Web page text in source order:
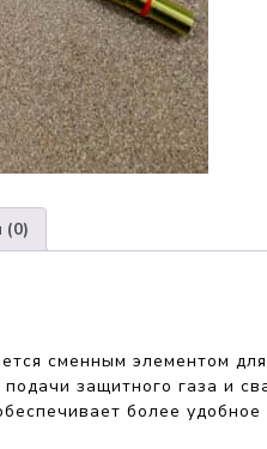
сменным элементом
защитного газа и
более